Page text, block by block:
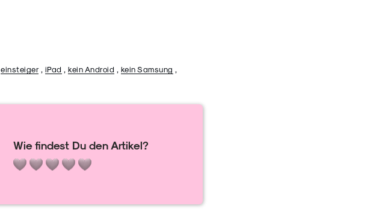
einsteiger, iPad , kein Android , kein Samsung ,
Wie findest Du den Artikel?